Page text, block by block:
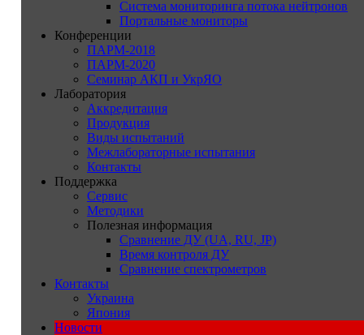
Система мониторинга потока нейтронов
Портальные мониторы
Конференции
ПАРМ-2018
ПАРМ-2020
Семинар АКП и УкрЯО
Лаборатория
Аккредитация
Продукция
Виды испытаний
Межлабораторные испытания
Контакты
Поддержка
Сервис
Методики
Полезная информация
Сравнение ДУ (UA, RU, JP)
Время контроля ДУ
Сравнение спектрометров
Контакты
Украина
Япония
Новости